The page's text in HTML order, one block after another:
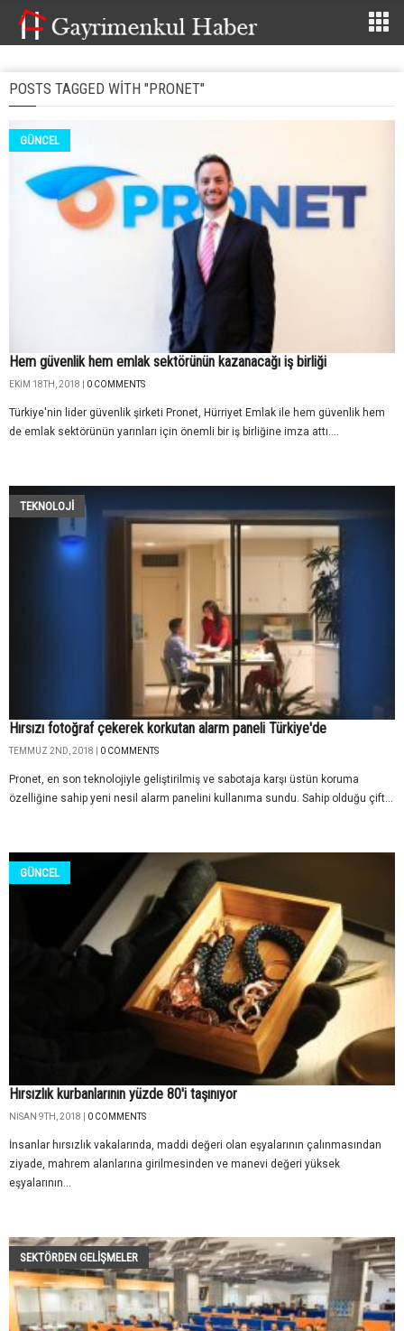
POSTS TAGGED WITH "PRONET"
GÜNCEL
Hem güvenlik hem emlak sektörünün kazanacağı iş birliği
EKIM 18TH, 2018 | 0 COMMENTS
Türkiye'nin lider güvenlik şirketi Pronet, Hürriyet Emlak ile hem güvenlik hem
de emlak sektörünün yarınları için önemli bir iş birliğine imza attı....
TEKNOLOJİ
Hırsızı fotoğraf çekerek korkutan alarm paneli Türkiye'de
TEMMUZ 2ND, 2018 | 0 COMMENTS
Pronet, en son teknolojiyle geliştirilmiş ve sabotaja karşı üstün koruma
özelliğine sahip yeni nesil alarm panelini kullanıma sundu. Sahip olduğu çift...
GÜNCEL
Hırsızlık kurbanlarının yüzde 80'i taşınıyor
NISAN 9TH, 2018 | 0 COMMENTS
İnsanlar hırsızlık vakalarında, maddi değeri olan eşyalarının çalınmasından
ziyade, mahrem alanlarına girilmesinden ve manevi değeri yüksek
eşyalarının...
SEKTÖRDEN GELIŞMELER